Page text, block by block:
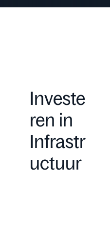
Investe
ren in
Infrastr
uctuur